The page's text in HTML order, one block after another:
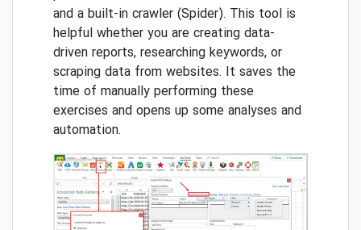
pro utilities, smart recalculation controls,
and a built-in crawler (Spider). This tool is
helpful whether you are creating data-
driven reports, researching keywords, or
scraping data from websites. It saves the
time of manually performing these
exercises and opens up some analyses and
automation.